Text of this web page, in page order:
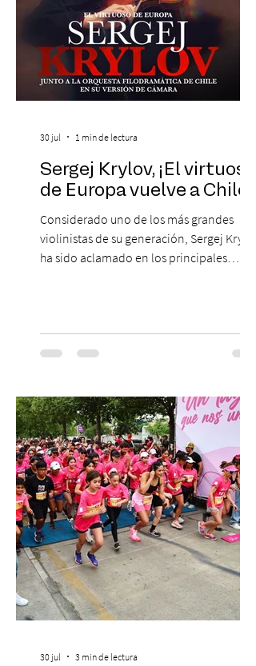
Sergej Krylov, ¡El virtuoso
de Europa vuelve a Chile!
Considerado uno de los más grandes
violinistas de su generación, Sergej Krylov
ha sido aclamado en los principales
escenario del Teatro CA660 para
protagonizar una velada extraordinaria
Las Cuatro Estaciones de Antonio Vivaldi y
Las Cuatro Estaciones Porteñas de Astor
Piazzolla. Déja
30 jul 1 min de lectura
30 jul 3 min de lectura